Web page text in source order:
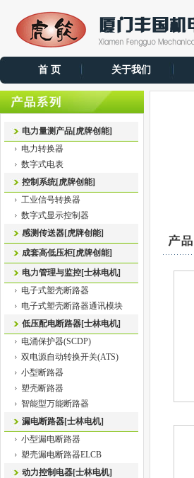
首 页 关于我们
电力量测产品[虎牌创能]
电力转换器
数字式电表
控制系统[虎牌创能]
工业信号转换器
数字式显示控制器
感测传送器[虎牌创能]
成套高低压柜[虎牌创能]
电力管理与监控[士林电机]
电子式塑壳断路器
电子式塑壳断路器通讯模块
低压配电断路器[士林电机]
电涌保护器(SCDP)
双电源自动转换开关(ATS)
小型断路器
塑壳断路器
智能型万能断路器
漏电断路器[士林电机]
小型漏电断路器
塑壳漏电断路器ELCB
动力控制电器[士林电机]